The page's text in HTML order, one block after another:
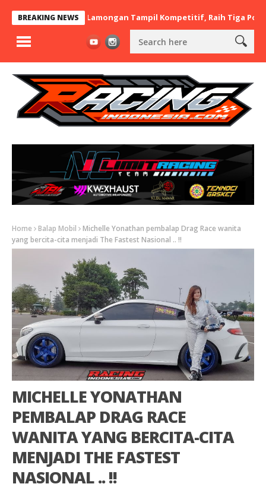
BREAKING NEWS
BaraBere Asal Lamongan Tampil Kompetitif, Raih Tiga Podium di
Home Balap Mobil
Michelle Yonathan pembalap Drag Race wanita
yang bercita-cita menjadi The Fastest Nasional .. !!
MICHELLE YONATHAN
PEMBALAP DRAG RACE
WANITA YANG BERCITA-CITA
MENJADI THE FASTEST
NASIONAL .. !!